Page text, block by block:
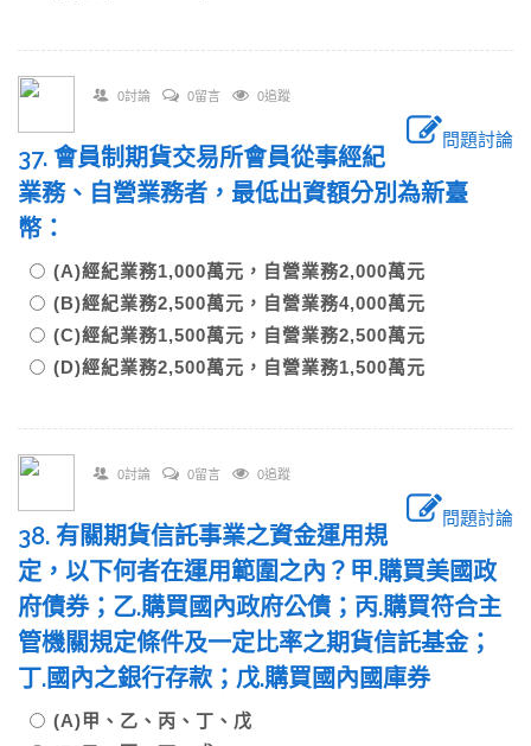
0討論 0留言 0追蹤
問題討論
37. 會員制期貨交易所會員從事經紀
業務、自營業務者，最低出資額分別為新臺
幣：
(A)經紀業務1,000萬元，自營業務2,000萬元
(B)經紀業務2,500萬元，自營業務4,000萬元
(C)經紀業務1,500萬元，自營業務2,500萬元
(D)經紀業務2,500萬元，自營業務1,500萬元
0討論 0留言 0追蹤
問題討論
38. 有關期貨信託事業之資金運用規
定，以下何者在運用範圍之內？甲.購買美國政
府債券；乙.購買國內政府公債；丙.購買符合主
管機關規定條件及一定比率之期貨信託基金；
丁.國內之銀行存款；戊.購買國內國庫券
(A)甲、乙、丙、丁、戊